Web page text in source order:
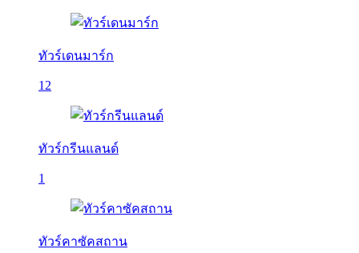
ทัวร์เดนมาร์ก
12
ทัวร์กรีนแลนด์
1
ทัวร์คาซัคสถาน